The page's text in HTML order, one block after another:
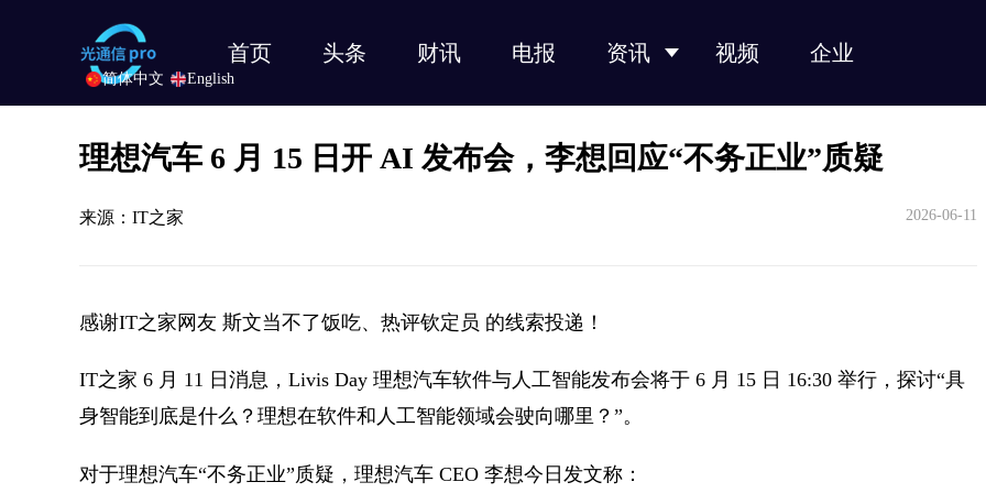
首页 头条 财讯 电报 资讯 视频 企业
理想汽车 6 月 15 日开 AI 发布会，李想回应“不务正业”质疑
来源：IT之家 2026-06-11
感谢IT之家网友 斯文当不了饭吃、热评钦定员 的线索投递！
IT之家 6 月 11 日消息，Livis Day 理想汽车软件与人工智能发布会将于 6 月 15 日 16:30 举行，探讨“具
身智能到底是什么？理想在软件和人工智能领域会驶向哪里？”。
对于理想汽车“不务正业”质疑，理想汽车 CEO 李想今日发文称：
简体中文 English